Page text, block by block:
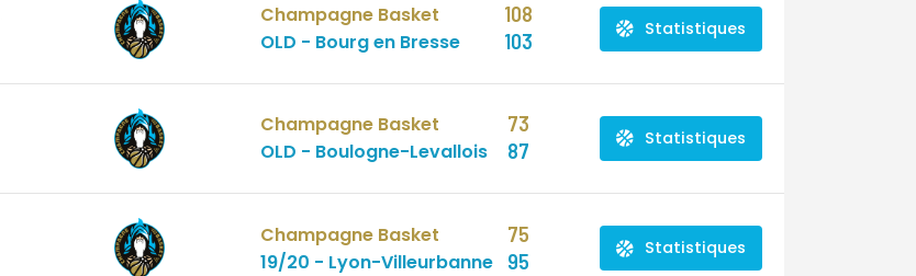
Champagne Basket
108
OLD - Bourg en Bresse
103
Statistiques
Champagne Basket
73
OLD - Boulogne-Levallois
87
Statistiques
Champagne Basket
75
19/20 - Lyon-Villeurbanne
95
Statistiques